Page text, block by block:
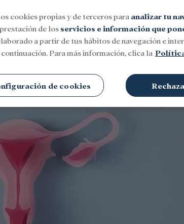
SocialInvestigación y
cookies propias y de terceros para analizar tu
de los servicios e información que
a partir de tus hábitos de navegación e
Para más información, clica la
de cookies